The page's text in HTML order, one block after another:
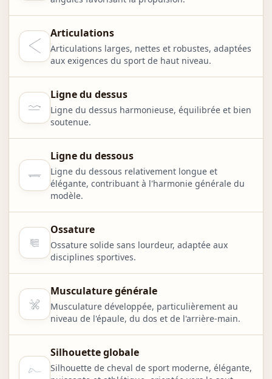
Articulations
Articulations larges, nettes et robustes, adaptées
aux exigences du sport de haut niveau.
Ligne du dessus
Ligne du dessus harmonieuse, équilibrée et bien
soutenue.
Ligne du dessous
Ligne du dessous relativement longue et
élégante, contribuant à l'harmonie générale du
modèle.
Ossature
Ossature solide sans lourdeur, adaptée aux
disciplines sportives.
Musculature générale
Musculature développée, particulièrement au
niveau de l'épaule, du dos et de l'arrière-main.
Silhouette globale
Silhouette de cheval de sport moderne, élégante,